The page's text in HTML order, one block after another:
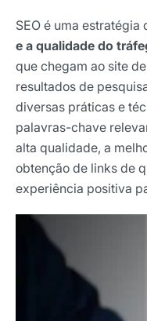
SEO é uma estratégia
e a qualidade do
que chegam ao site
resultados de
diversas práticas e
palavras-chave
alta qualidade, a
obtenção de links de
experiência positiva